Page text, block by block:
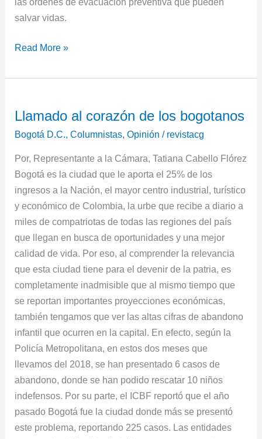
salvar vidas.
Read More »
Llamado al corazón de los bogotanos
Bogotá D.C.,Columnistas,Opinión / revistacg
Por, Representante a la Cámara, Tatiana Cabello Flórez
Bogotá es la ciudad que le aporta el 25% de los
ingresos a la Nación, el mayor centro industrial, turístico
y económico de Colombia, la urbe que recibe a diario a
miles de compatriotas de todas las regiones del país
que llegan en busca de oportunidades y una mejor
calidad de vida. Por eso, al comprender la relevancia
que esta ciudad tiene para el devenir de la patria, es
completamente inadmisible que al mismo tiempo que
se reportan importantes proyecciones económicas,
también tengamos que ver las altas cifras de abandono
infantil que ocurren en la capital. En efecto, según la
Policía Metropolitana, en estos dos meses que
llevamos del 2018, se han presentado 6 casos de
abandono, donde se han podido rescatar 10 niños
indefensos. Por su parte, el ICBF reportó que el año
pasado Bogotá fue la ciudad donde más se presentó
este problema, reportando 225 casos. Las entidades
corazón
los
bogotanos